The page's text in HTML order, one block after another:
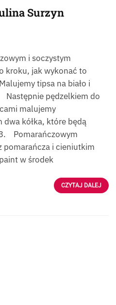
Surzyn
i soczystym
kroku, jak wykonać to
tipsa na biało i
pędzelkiem do
malujemy
kółka, które będą
Pomarańczowym
pomarańcza i cieniutkim
w środek
CZYTAJ DALEJ